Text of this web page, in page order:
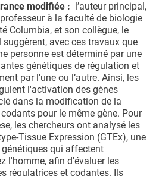
modifiée : l’auteur principal,
à la faculté de biologie
Columbia, et son collègue, le
avec ces travaux que
personne est déterminé par une
génétiques de régulation et
par l'une ou l’autre. Ainsi, les
l'activation des gènes
dans la modification de la
pour le même gène. Pour
les chercheurs ont analysé les
Tissue Expression (GTEx), une
qui affectent
l'homme, afin d'évaluer les
régulatrices et codantes. Ils